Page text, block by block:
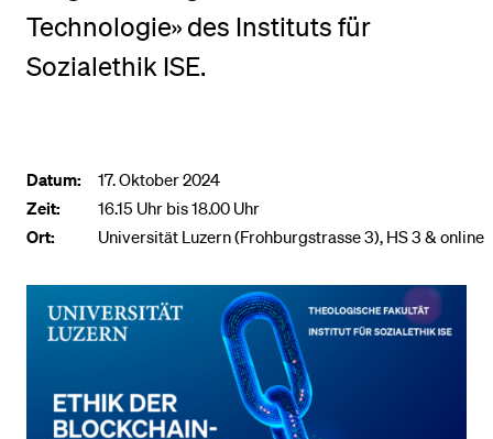
Technologie» des Instituts für
Sozialethik ISE.
Datum:
17. Oktober 2024
Zeit:
16.15 Uhr bis 18.00 Uhr
Ort:
Universität Luzern (Frohburgstrasse 3), HS 3 & online
Alumni
BELIEBTE INHALTE
Vorlesungsverzeichnis
Sportangebot
Menuplan Mensa
Anmeldung und Zulassung